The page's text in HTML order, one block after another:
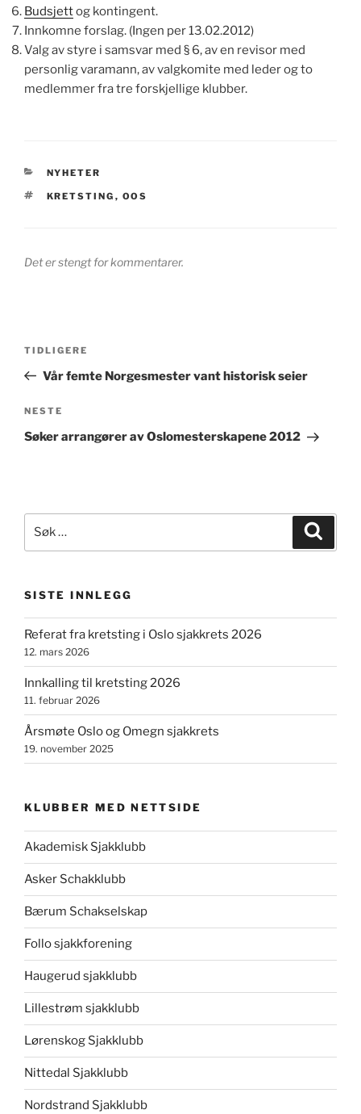
Budsjettog kontingent.
Innkomne forslag. (Ingen per 13.02.2012)
Valg av styre i samsvar med § 6, av en revisor med
personlig varamann, av valgkomite med leder og to
medlemmer fra tre forskjellige klubber.
KATEGORIER
NYHETER
STIKKORD
KRETSTING , OOS
Det er stengt for kommentarer.
Forrige
innlegg
TIDLIGERE
Vår femte Norgesmester vant historisk seier
Neste
innlegg
NESTE
Søker arrangører av Oslomesterskapene 2012
etter:
SISTE INNLEGG
Referat fra kretsting i Oslo sjakkrets 2026
12. mars 2026
Innkalling til kretsting 2026
11. februar 2026
Årsmøte Oslo og Omegn sjakkrets
19. november 2025
KLUBBER MED NETTSIDE
Akademisk Sjakklubb
Asker Schakklubb
Bærum Schakselskap
Follo sjakkforening
Haugerud sjakklubb
Lillestrøm sjakklubb
Lørenskog Sjakklubb
Nittedal Sjakklubb
Nordstrand Sjakklubb